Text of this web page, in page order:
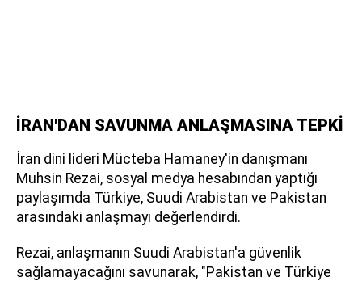
İRAN'DAN SAVUNMA ANLAŞMASINA TEPKİ
İran dini lideri Mücteba Hamaney'in danışmanı
Muhsin Rezai, sosyal medya hesabından yaptığı
paylaşımda Türkiye, Suudi Arabistan ve Pakistan
arasındaki anlaşmayı değerlendirdi.
Rezai, anlaşmanın Suudi Arabistan'a güvenlik
sağlamayacağını savunarak, "Pakistan ve Türkiye